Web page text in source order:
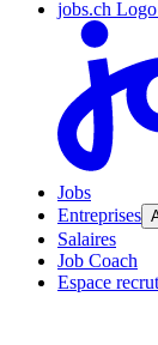
jobs.ch
Jobs
Entreprises
Salaires
Job Coach
Espace